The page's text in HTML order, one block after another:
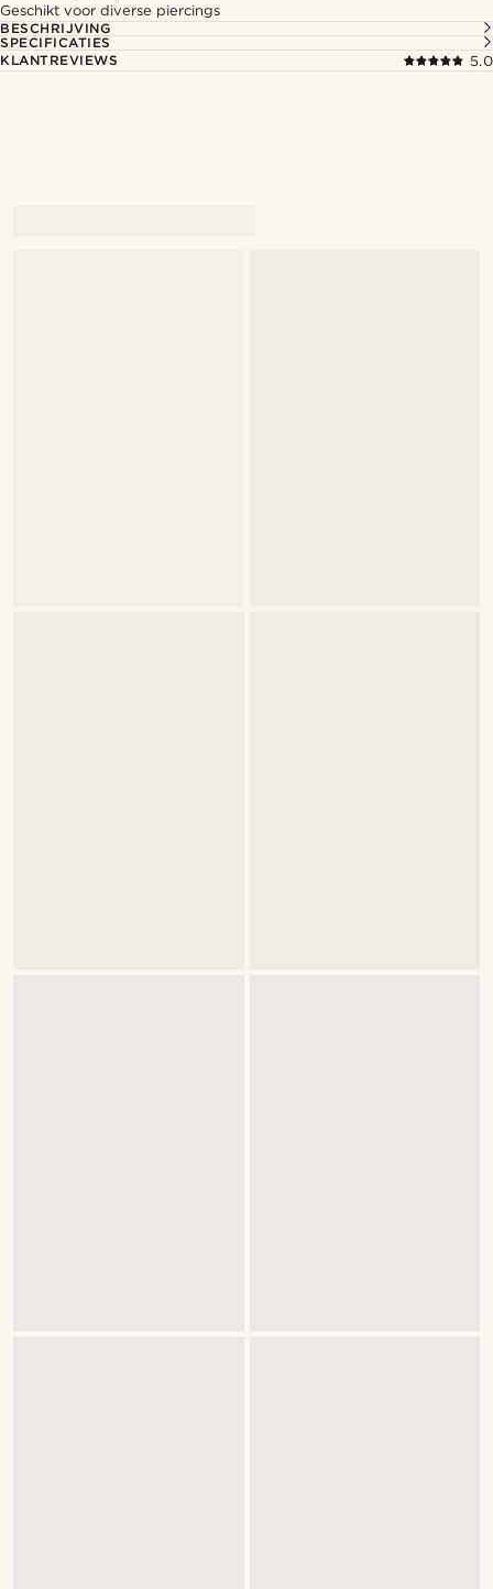
Geschikt voor diverse piercings
BESCHRIJVING
SPECIFICATIES
KLANTREVIEWS
5.0